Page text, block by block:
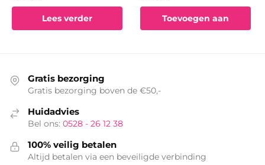
Lees verder Toevoegen aan
Gratis bezorging
Gratis bezorging boven de €50,-
Huidadvies
Bel ons: 0528 - 26 12 38
100% veilig betalen
Altijd betalen via een beveiligde verbinding